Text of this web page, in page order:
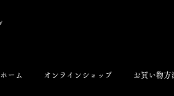
ホーム オンラインショップ お買い物方